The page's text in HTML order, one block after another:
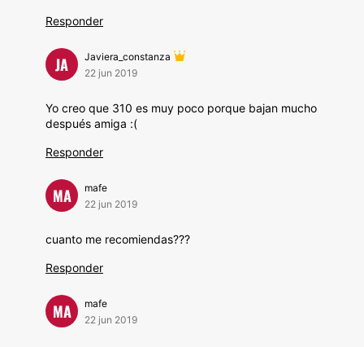
Responder
JA
Javiera_constanza
22 jun 2019
Yo creo que 310 es muy poco porque bajan mucho
después amiga :(
Responder
MA
mafe
22 jun 2019
cuanto me recomiendas???
Responder
MA
mafe
22 jun 2019